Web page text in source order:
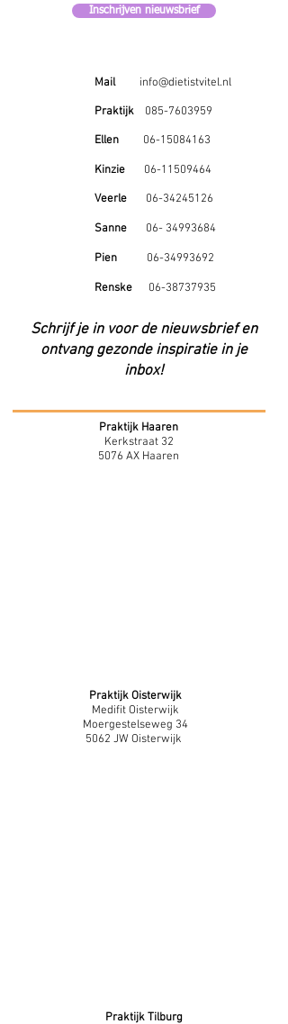
Inschrijven nieuwsbrief
Mail
info@dietistvitel.nl
Praktijk
085-7603959
Ellen
06-15084163
Kinzie 06-11509464
Veerle 06-34245126
Sanne 06- 34993684
Pien 06-34993692
Renske 06-38737935
Schrijf je in voor de nieuwsbrief en
ontvang gezonde inspiratie in je
inbox!
Praktijk Haaren
Kerkstraat 32
5076 AX Haaren
Praktijk Oisterwijk
Medifit Oisterwijk
Moergestelseweg 34
5062 JW Oisterwijk
Praktijk Tilburg